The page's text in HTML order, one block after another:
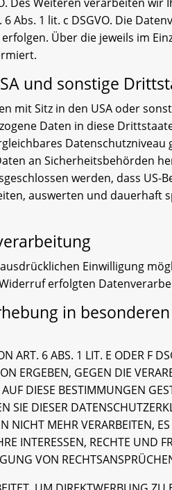
1 lit. c DSGVO. Die
Über die jeweils im
und sonstige
mit Sitz in den USA oder
Daten in diese
an Sicherheitsbehörden
werden, dass US-
auswerten und dauerhaft
Einwilligung
erfolgten
in
6 ABS. 1 LIT. E ODER F
ERGEBEN, GEGEN DIE
DIESE BESTIMMUNGEN
SIE DIESER
NICHT MEHR VERARBEITEN,
INTERESSEN, RECHTE UND
VON